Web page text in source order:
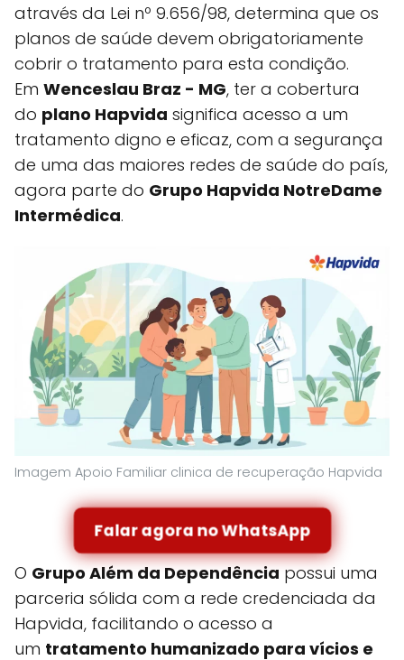
através da Lei nº 9.656/98, determina que os
planos de saúde devem obrigatoriamente
cobrir o tratamento para esta condição.
Em Wenceslau Braz - MG, ter a cobertura
do plano Hapvida significa acesso a um
tratamento digno e eficaz, com a segurança
de uma das maiores redes de saúde do país,
agora parte do Grupo Hapvida NotreDame
Intermédica.
Imagem Apoio Familiar clinica de recuperação Hapvida
Falar agora no WhatsApp
O Grupo Além da Dependência possui uma
parceria sólida com a rede credenciada da
Hapvida, facilitando o acesso a
um tratamento humanizado para vícios e